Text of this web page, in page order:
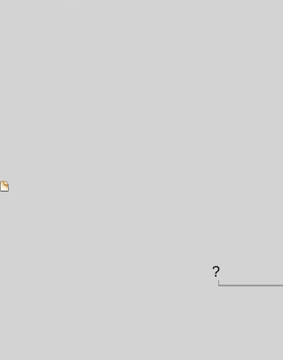
?